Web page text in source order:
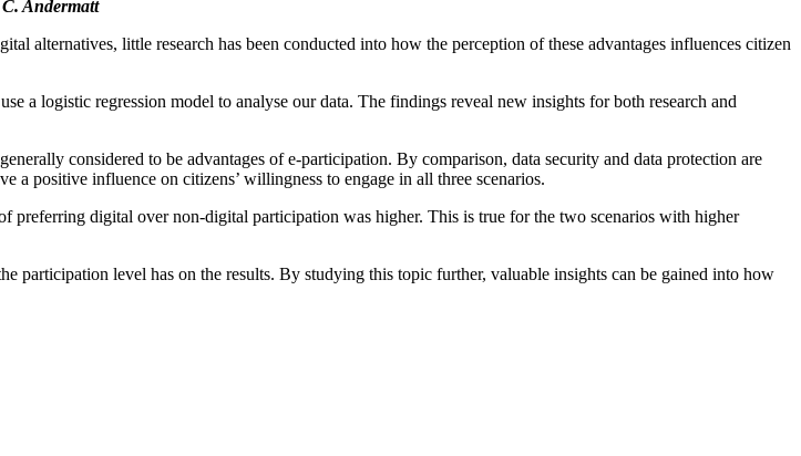
Andermatt
alternatives, little research has been conducted into how the perception of these advantages influences citizen
a logistic regression model to analyse our data. The findings reveal new insights for both research and
considered to be advantages of e-participation. By comparison, data security and data protection are
positive influence on citizens’ willingness to engage in all three scenarios.
digital over non-digital participation was higher. This is true for the two scenarios with higher
participation level has on the results. By studying this topic further, valuable insights can be gained into how